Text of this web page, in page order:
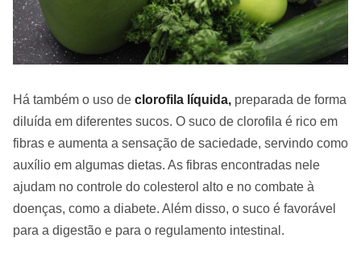
Há também o uso de clorofila líquida, preparada de forma
diluída em diferentes sucos. O suco de clorofila é rico em
fibras e aumenta a sensação de saciedade, servindo como
auxílio em algumas dietas. As fibras encontradas nele
ajudam no controle do colesterol alto e no combate à
doenças, como a diabete. Além disso, o suco é favorável
para a digestão e para o regulamento intestinal.